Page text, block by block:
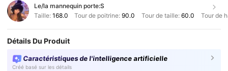
Le/la mannequin porte:S
Taille: 168.0 Tour de poitrine:90.0 Tour de taille: 60.0 Tour de
Détails Du Produit
Caractéristiques de l'intelligence artificielle
Créé basé sur les détails